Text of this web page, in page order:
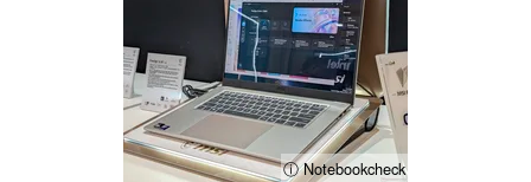
ⓘ Notebookcheck